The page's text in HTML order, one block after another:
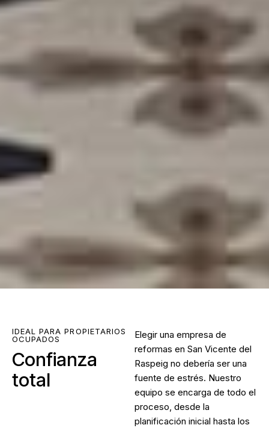
IDEAL PARA PROPIETARIOS
OCUPADOS
Confianza
total
Elegir una empresa de
reformas en San Vicente del
Raspeig no debería ser una
fuente de estrés. Nuestro
equipo se encarga de todo el
proceso, desde la
planificación inicial hasta los